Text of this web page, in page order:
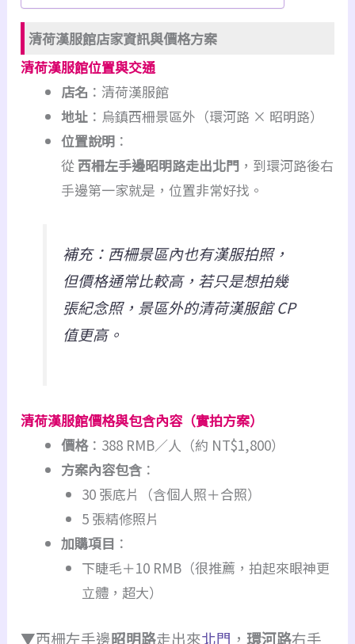
清荷漢服館店家資訊與價格方案
清荷漢服館位置與交通
店名 ：清荷漢服館
地址 ：烏鎮西柵景區外（環河路 × 昭明路）
位置說明 ：
從西柵左手邊昭明路走出北門 ，到環河路後右
手邊第一家就是，位置非常好找。
補充：西柵景區內也有漢服拍照，
但價格通常比較高，若只是想拍幾
張紀念照，景區外的清荷漢服館 CP
值更高。
清荷漢服館價格與包含內容（實拍方案）
價格：388 RMB／人（約 NT$1,800）
方案內容包含：
30 張底片（含個人照＋合照）
5 張精修照片
加購項目 ：
下睫毛＋10 RMB（很推薦，拍起來眼神更
立體，超大）
▼西柵左手邊昭明路走出來北門 ， 環河路右手